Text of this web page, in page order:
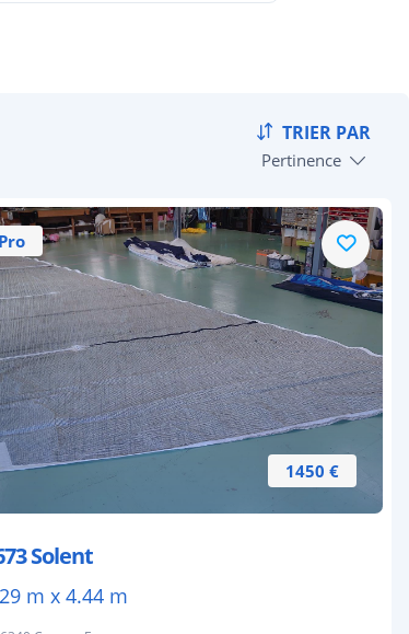
TRIER PAR
Pertinence
1450 €
Pro
Solent
m x 4.44 m